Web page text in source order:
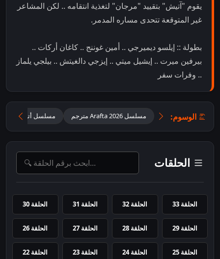
يقوم "آتيش" بتقييد "مرجان" لتغذية انتقامه .. لكن المشاعر
غير المتوقعة تتحدى مساره المدمر.
بطولة :: إيلسو ديميرجي .. أمين غوننج .. كاغان أركات ..
بيرفين ميرت .. إيشيل ميتي .. إيزجي دالغيتش .. بيلجي يلماز
.. وفرات سفر
الوسوم: مسلسل Arafta 2026 مترجم مسلسل أتيش
الحلقات
الحلقة 33 الحلقة 32 الحلقة 31 الحلقة 30
الحلقة 29 الحلقة 28 الحلقة 27 الحلقة 26
الحلقة 25 الحلقة 24 الحلقة 23 الحلقة 22